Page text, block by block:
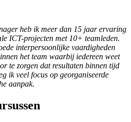
heb ik meer dan 15 jaar ervaring
ICT-projecten met 10+ teamleden.
interpersoonlijke vaardigheden
het team waarbij iedereen weet
te zorgen dat resultaten binnen tijd
ik veel focus op georganiseerde
aanpak.